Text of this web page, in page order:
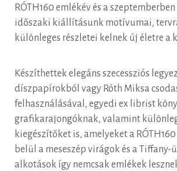
RÓTH160 emlékév és a
időszaki kiállításunk motívumai,
különleges részletei kelnek új életre a
Készíthettek elegáns szecessziós
díszpapírokból vagy Róth Miksa
felhasználásával, egyedi ex librist
grafikarajongóknak, valamint
kiegészítőket is, amelyeket a
belül a meseszép virágok és a Tiffany-
alkotások így nemcsak emlékek